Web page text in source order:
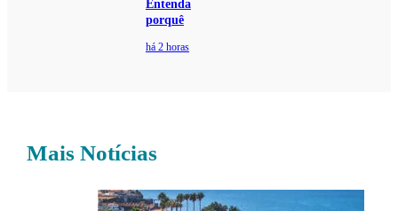
Entenda
porquê
há 2 horas
Mais Notícias